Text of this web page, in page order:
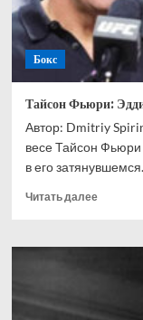
Бокс
Тайсон Фьюри:
Автор: Dmitriy
весе Тайсон Фьюри
в его
Читать далее
Тайсон
—